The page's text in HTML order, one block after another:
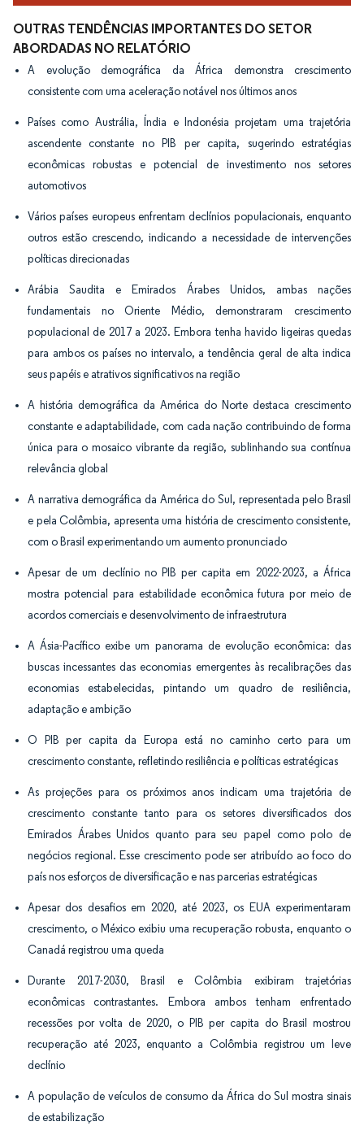
OUTRAS TENDÊNCIAS IMPORTANTES DO SETOR
ABORDADAS NO RELATÓRIO
A evolução demográfica da África demonstra crescimento
consistente com uma aceleração notável nos últimos anos
Países como Austrália, Índia e Indonésia projetam uma trajetória
ascendente constante no PIB per capita, sugerindo estratégias
econômicas robustas e potencial de investimento nos setores
automotivos
Vários países europeus enfrentam declínios populacionais, enquanto
outros estão crescendo, indicando a necessidade de intervenções
políticas direcionadas
Arábia Saudita e Emirados Árabes Unidos, ambas nações
fundamentais no Oriente Médio, demonstraram crescimento
populacional de 2017 a 2023. Embora tenha havido ligeiras quedas
para ambos os países no intervalo, a tendência geral de alta indica
seus papéis e atrativos significativos na região
A história demográfica da América do Norte destaca crescimento
constante e adaptabilidade, com cada nação contribuindo de forma
única para o mosaico vibrante da região, sublinhando sua contínua
relevância global
A narrativa demográfica da América do Sul, representada pelo Brasil
e pela Colômbia, apresenta uma história de crescimento consistente,
com o Brasil experimentando um aumento pronunciado
Apesar de um declínio no PIB per capita em 2022-2023, a África
mostra potencial para estabilidade econômica futura por meio de
acordos comerciais e desenvolvimento de infraestrutura
A Ásia-Pacífico exibe um panorama de evolução econômica: das
buscas incessantes das economias emergentes às recalibrações das
economias estabelecidas, pintando um quadro de resiliência,
adaptação e ambição
O PIB per capita da Europa está no caminho certo para um
crescimento constante, refletindo resiliência e políticas estratégicas
As projeções para os próximos anos indicam uma trajetória de
crescimento constante tanto para os setores diversificados dos
Emirados Árabes Unidos quanto para seu papel como polo de
negócios regional. Esse crescimento pode ser atribuído ao foco do
país nos esforços de diversificação e nas parcerias estratégicas
Apesar dos desafios em 2020, até 2023, os EUA experimentaram
crescimento, o México exibiu uma recuperação robusta, enquanto o
Canadá registrou uma queda
Durante 2017-2030, Brasil e Colômbia exibiram trajetórias
econômicas contrastantes. Embora ambos tenham enfrentado
recessões por volta de 2020, o PIB per capita do Brasil mostrou
recuperação até 2023, enquanto a Colômbia registrou um leve
declínio
A população de veículos de consumo da África do Sul mostra sinais
de estabilização